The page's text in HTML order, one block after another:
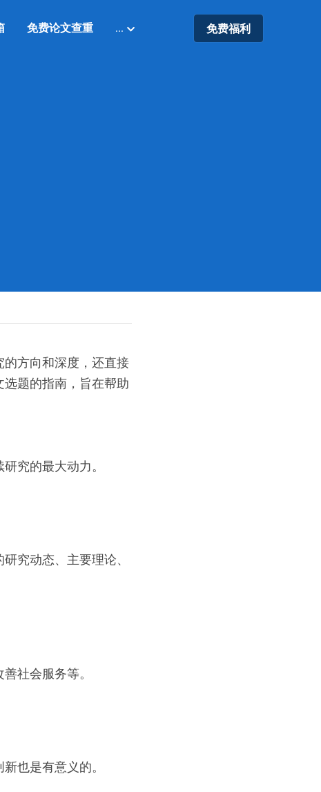
免费论文查重 … 免费福利
方向和深度，还直接
题的指南，旨在帮助
究的最大动力。
究动态、主要理论、
社会服务等。
也是有意义的。